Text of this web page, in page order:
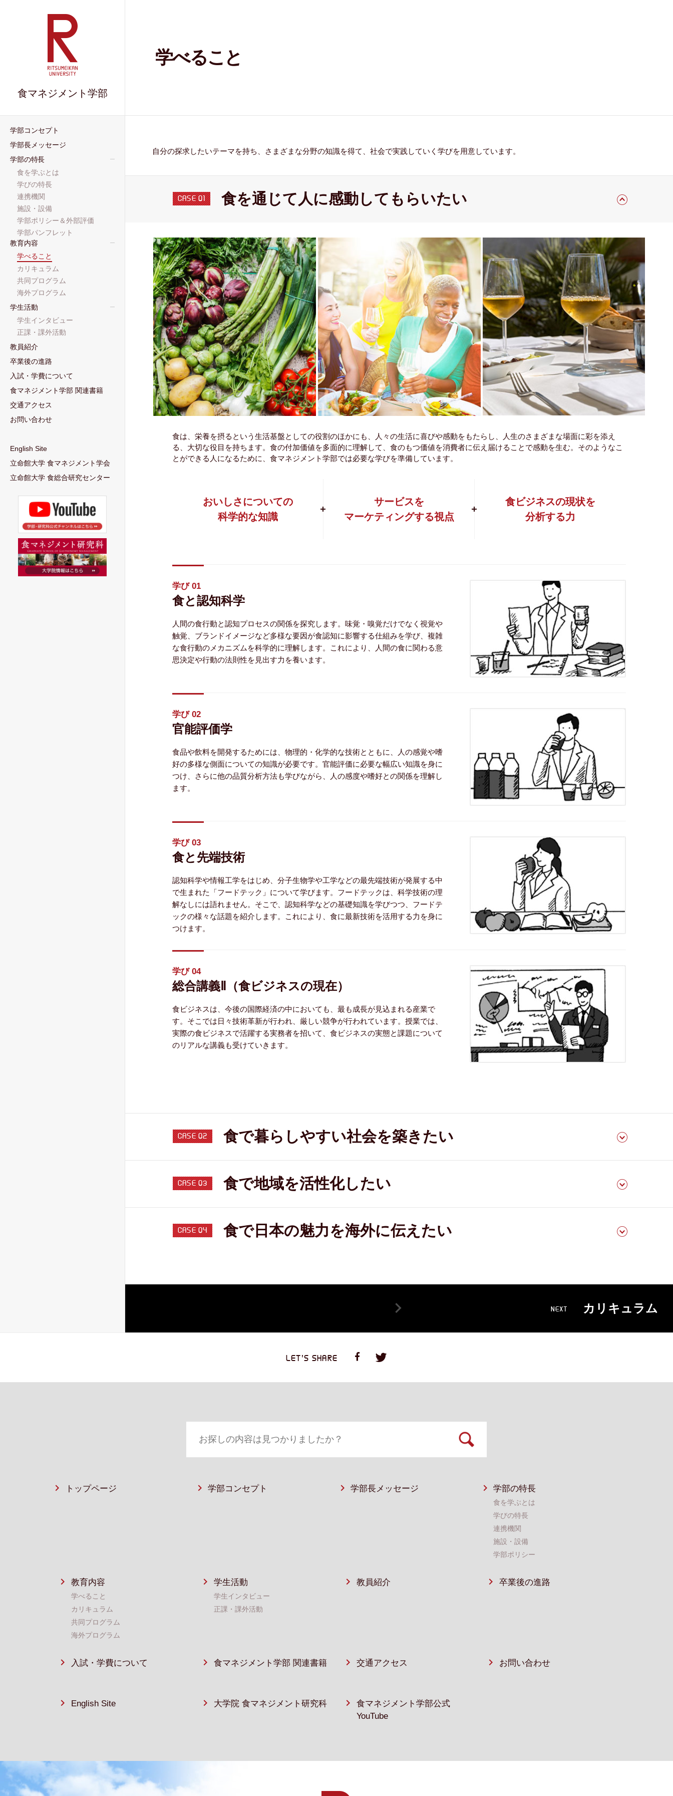
食マネジメント学部
学部コンセプト
学部長メッセージ
学部の特長
食を学ぶとは
学びの特長
連携機関
施設・設備
学部ポリシー＆外部評価
学部パンフレット
教育内容
学べること
カリキュラム
共同プログラム
海外プログラム
学生活動
学生インタビュー
正課・課外活動
教員紹介
卒業後の進路
入試・学費について
食マネジメント学部 関連書籍
交通アクセス
お問い合わせ
English Site
立命館大学 食マネジメント学会
立命館大学 食総合研究センター
学べること
自分の探求したいテーマを持ち、さまざまな分野の知識を得て、社会で実践していく学びを用意しています。
CASE 01 食を通じて人に感動してもらいたい
食は、栄養を摂るという生活基盤としての役割のほかにも、人々の生活に喜びや感動をもたらし、人生のさまざまな場面に彩を添え
る、大切な役目を持ちます。食の付加価値を多面的に理解して、食のもつ価値を消費者に伝え届けることで感動を生む。そのようなこ
とができる人になるために、食マネジメント学部では必要な学びを準備しています。
おいしさについての
科学的な知識
サービスを
マーケティングする視点
食ビジネスの現状を
分析する力
学び 01
食と認知科学
人間の食行動と認知プロセスの関係を探究します。味覚・嗅覚だけでなく視覚や
触覚、ブランドイメージなど多様な要因が食認知に影響する仕組みを学び、複雑
な食行動のメカニズムを科学的に理解します。これにより、人間の食に関わる意
思決定や行動の法則性を見出す力を養います。
学び 02
官能評価学
食品や飲料を開発するためには、物理的・化学的な技術とともに、人の感覚や嗜
好の多様な側面についての知識が必要です。官能評価に必要な幅広い知識を身に
つけ、さらに他の品質分析方法も学びながら、人の感度や嗜好との関係を理解し
ます。
学び 03
食と先端技術
認知科学や情報工学をはじめ、分子生物学や工学などの最先端技術が発展する中
で生まれた「フードテック」について学びます。フードテックは、科学技術の理
解なしには語れません。そこで、認知科学などの基礎知識を学びつつ、フードテ
ックの様々な話題を紹介します。これにより、食に最新技術を活用する力を身に
つけます。
学び 04
総合講義Ⅱ（食ビジネスの現在）
食ビジネスは、今後の国際経済の中においても、最も成長が見込まれる産業で
す。そこでは日々技術革新が行われ、厳しい競争が行われています。授業では、
実際の食ビジネスで活躍する実務者を招いて、食ビジネスの実態と課題について
のリアルな講義も受けていきます。
CASE 02 食で暮らしやすい社会を築きたい
CASE 03 食で地域を活性化したい
CASE 04 食で日本の魅力を海外に伝えたい
NEXT カリキュラム
LET'S SHARE
トップページ 学部コンセプト 学部長メッセージ 学部の特長
食を学ぶとは
学びの特長
連携機関
施設・設備
学部ポリシー
教育内容
学べること
カリキュラム
共同プログラム
海外プログラム
学生活動
学生インタビュー
正課・課外活動
教員紹介 卒業後の進路
入試・学費について 食マネジメント学部 関連書籍 交通アクセス お問い合わせ
English Site 大学院 食マネジメント研究科
食マネジメント学部公式
YouTube